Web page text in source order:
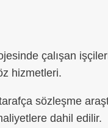
çalışan
hizmetleri.
sözleşme
dahil edilir.